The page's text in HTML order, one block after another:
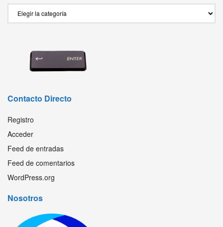
Contacto Directo
Registro
Acceder
Feed de entradas
Feed de comentarios
WordPress.org
Nosotros